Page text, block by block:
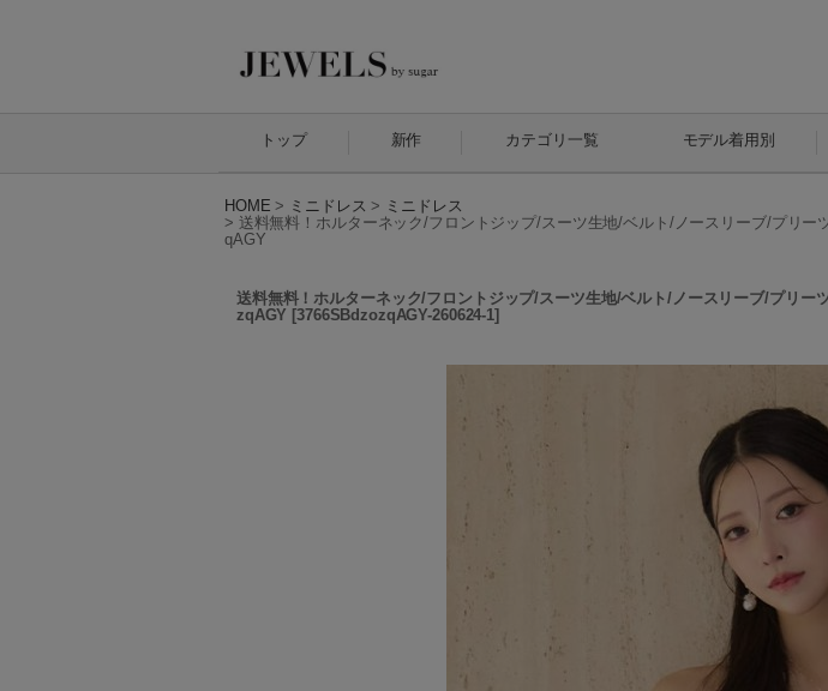
トップ 新作 カテゴリ一覧 モデル着用別
HOME > ミニドレス > ミニドレス
> 送料無料！ホルターネック/フロントジップ/スーツ生地/ベルト/ノースリーブ/プリ
qAGY
送料無料！ホルターネック/フロントジップ/スーツ生地/ベルト/ノースリーブ/プリ
zqAGY [3766SBdzozqAGY-260624-1]